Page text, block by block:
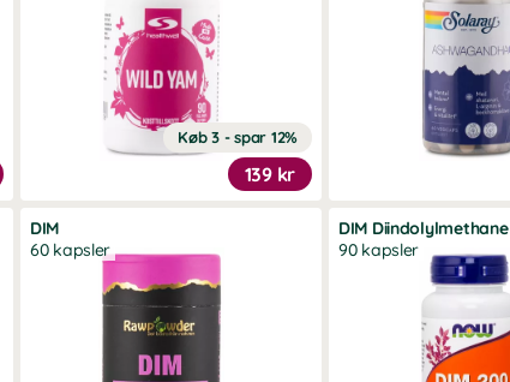
Køb 3 - spar 12%
139 kr
DIM
60 kapsler
DIM Diindolylmethane
90 kapsler